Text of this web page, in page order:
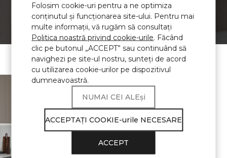
VIZUALIZAREA
\ Piatra de cuart
Produsele Avant
Quartz răspund
CERINȚE
Folosim cookie-uri pentru a ne optimiza
conținutul și funcționarea site-ului. Pentru mai
multe informații, vă rugăm să consultați
Politica noastră privind cookie-urile. Făcând
clic pe butonul „ACCEPT” sau continuând să
navighezi pe site-ul nostru, sunteţi de acord
cu utilizarea cookie-urilor pe dispozitivul
dumneavoastră.
NUMAI CEI ALEși
ACCEPTAŢI COOKIE-urile NECESARE
ACCEPT